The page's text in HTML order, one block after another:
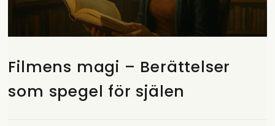
Filmens magi – Berättelser
som spegel för själen